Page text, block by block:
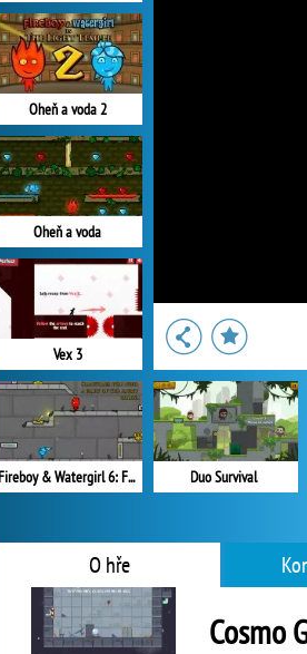
Oheň a voda 2
Oheň a voda
Vex 3
Fireboy & Watergirl 6: Fairy Tales Duo Survival
O hře
Cosmo